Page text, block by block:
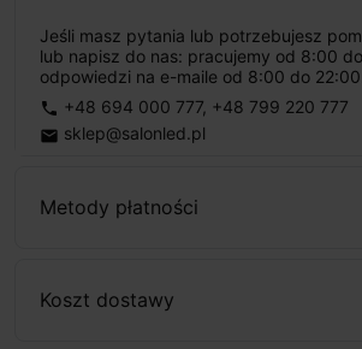
Jeśli masz pytania lub potrzebujesz
lub napisz do nas: pracujemy od 8:00
odpowiedzi na e-maile od 8:00 do 22:00.
phone +48 694 000 777, +48 799 220 777
email sklep@salonled.pl
Metody płatności
Koszt dostawy